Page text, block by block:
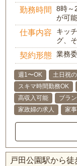
勤務時間
8時～
が可
仕事内容
キッ
グ、
契約形態 業務
週1〜OK 土日祝
スキマ時間勤務OK
高収入可能
ブラ
家政婦の求人
家
戸田公園駅から